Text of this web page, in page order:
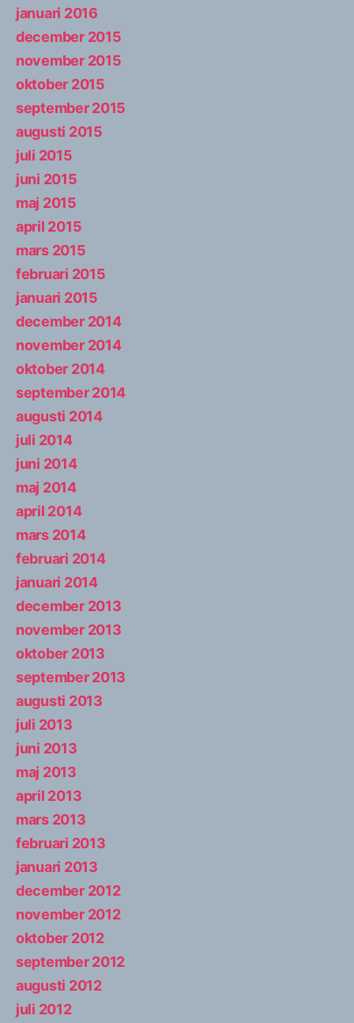
januari 2016
december 2015
november 2015
oktober 2015
september 2015
augusti 2015
juli 2015
juni 2015
maj 2015
april 2015
mars 2015
februari 2015
januari 2015
december 2014
november 2014
oktober 2014
september 2014
augusti 2014
juli 2014
juni 2014
maj 2014
april 2014
mars 2014
februari 2014
januari 2014
december 2013
november 2013
oktober 2013
september 2013
augusti 2013
juli 2013
juni 2013
maj 2013
april 2013
mars 2013
februari 2013
januari 2013
december 2012
november 2012
oktober 2012
september 2012
augusti 2012
juli 2012